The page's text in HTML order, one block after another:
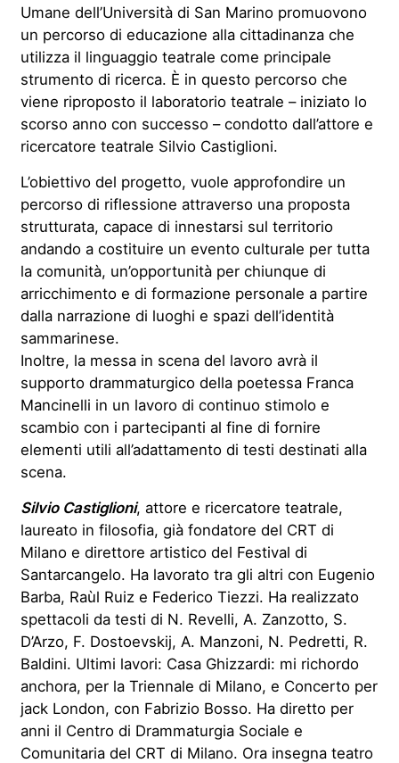
Umane dell’Università di San Marino promuovono
un percorso di educazione alla cittadinanza che
utilizza il linguaggio teatrale come principale
strumento di ricerca. È in questo percorso che
viene riproposto il laboratorio teatrale – iniziato lo
scorso anno con successo – condotto dall’attore e
ricercatore teatrale Silvio Castiglioni.
L’obiettivo del progetto, vuole approfondire un
percorso di riflessione attraverso una proposta
strutturata, capace di innestarsi sul territorio
andando a costituire un evento culturale per tutta
la comunità, un’opportunità per chiunque di
arricchimento e di formazione personale a partire
dalla narrazione di luoghi e spazi dell’identità
sammarinese.
Inoltre, la messa in scena del lavoro avrà il
supporto drammaturgico della poetessa Franca
Mancinelli in un lavoro di continuo stimolo e
scambio con i partecipanti al fine di fornire
elementi utili all’adattamento di testi destinati alla
scena.
Silvio Castiglioni, attore e ricercatore teatrale,
laureato in filosofia, già fondatore del CRT di
Milano e direttore artistico del Festival di
Santarcangelo. Ha lavorato tra gli altri con Eugenio
Barba, Raùl Ruiz e Federico Tiezzi. Ha realizzato
spettacoli da testi di N. Revelli, A. Zanzotto, S.
D’Arzo, F. Dostoevskij, A. Manzoni, N. Pedretti, R.
Baldini. Ultimi lavori: Casa Ghizzardi: mi richordo
anchora, per la Triennale di Milano, e Concerto per
jack London, con Fabrizio Bosso. Ha diretto per
anni il Centro di Drammaturgia Sociale e
Comunitaria del CRT di Milano. Ora insegna teatro